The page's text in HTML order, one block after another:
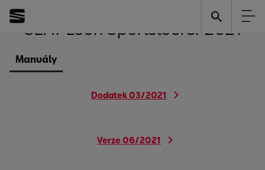
SEAT Leon Sportstourer 2021
Manuály
Dodatek 03/2021
Verze 06/2021